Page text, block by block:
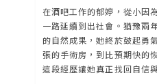
在酒吧工作的郁婷，從小因
一路延續到出社會。猶豫兩
的自然成果，她終於鼓起勇
張的手術房，到比預期快的
這段經歷讓她真正找回自信